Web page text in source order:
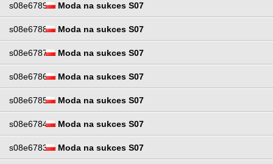
s08e6789 Moda na sukces S07
s08e6788 Moda na sukces S07
s08e6787 Moda na sukces S07
s08e6786 Moda na sukces S07
s08e6785 Moda na sukces S07
s08e6784 Moda na sukces S07
s08e6783 Moda na sukces S07